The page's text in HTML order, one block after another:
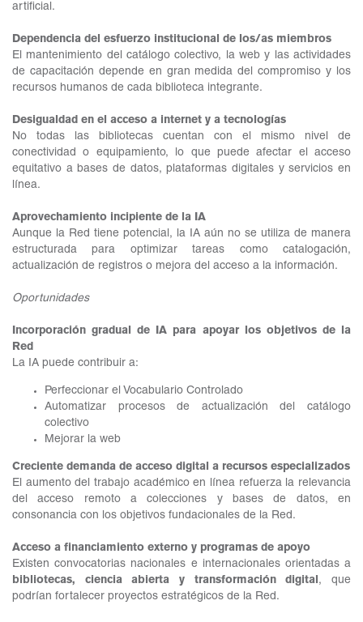
artificial.
Dependencia del esfuerzo institucional de los/as miembros
El mantenimiento del catálogo colectivo, la web y las actividades
de capacitación depende en gran medida del compromiso y los
recursos humanos de cada biblioteca integrante.
Desigualdad en el acceso a internet y a tecnologías
No todas las bibliotecas cuentan con el mismo nivel de
conectividad o equipamiento, lo que puede afectar el acceso
equitativo a bases de datos, plataformas digitales y servicios en
línea.
Aprovechamiento incipiente de la IA
Aunque la Red tiene potencial, la IA aún no se utiliza de manera
estructurada para optimizar tareas como catalogación,
actualización de registros o mejora del acceso a la información.
Oportunidades
Incorporación gradual de IA para apoyar los objetivos de la
Red
La IA puede contribuir a:
Perfeccionar el Vocabulario Controlado
Automatizar procesos de actualización del catálogo
colectivo
Mejorar la web
Creciente demanda de acceso digital a recursos especializados
El aumento del trabajo académico en línea refuerza la relevancia
del acceso remoto a colecciones y bases de datos, en
consonancia con los objetivos fundacionales de la Red.
Acceso a financiamiento externo y programas de apoyo
Existen convocatorias nacionales e internacionales orientadas a
bibliotecas, ciencia abierta y transformación digital , que
podrían fortalecer proyectos estratégicos de la Red.